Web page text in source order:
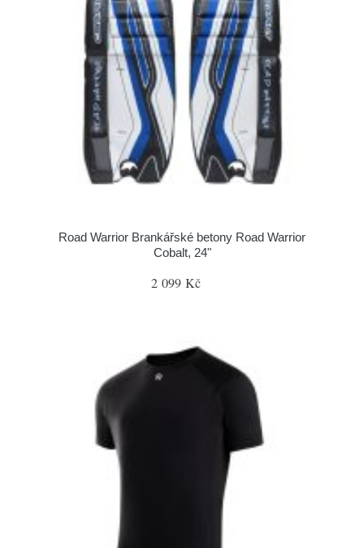
Road Warrior Brankářské betony Road Warrior
Cobalt, 24"
2 099 Kč